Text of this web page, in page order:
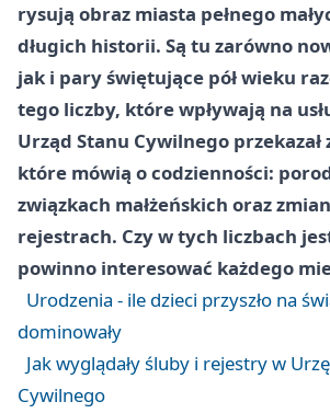
rysują obraz miasta pełnego
długich historii. Są tu zarówno
jak i pary świętujące pół wieku
tego liczby, które wpływają na
Urząd Stanu Cywilnego
które mówią o codzienności:
związkach małżeńskich oraz
rejestrach. Czy w tych liczbach
powinno interesować każdego
Urodzenia - ile dzieci przyszło na
dominowały
Jak wyglądały śluby i rejestry w
Cywilnego